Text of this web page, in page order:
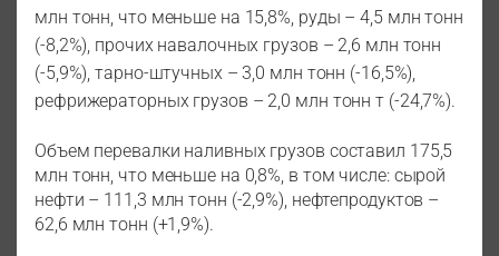
млн тонн, что меньше на 15,8%, руды – 4,5 млн тонн
(-8,2%), прочих навалочных грузов – 2,6 млн тонн
(-5,9%), тарно-штучных – 3,0 млн тонн (-16,5%),
рефрижераторных грузов – 2,0 млн тонн т (-24,7%).
Объем перевалки наливных грузов составил 175,5
млн тонн, что меньше на 0,8%, в том числе: сырой
нефти – 111,3 млн тонн (-2,9%), нефтепродуктов –
62,6 млн тонн (+1,9%).